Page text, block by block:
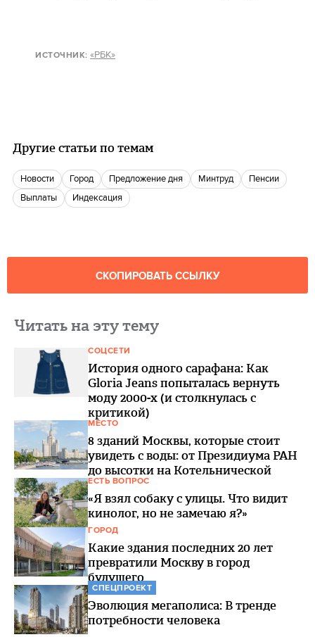
ИСТОЧНИК: «РБК»
Другие статьи по темам
новости город Предложение дня Минтруд
пенсии
Выплаты
Индексация
СКОПИРОВАТЬ ССЫЛКУ
Читать на эту тему
СОЦСЕТИ
История одного сарафана: Как
Gloria Jeans попыталась вернуть
моду 2000-х (и столкнулась с
критикой)
МЕСТО
8 зданий Москвы, которые стоит
увидеть с воды: от Президиума РАН
до высотки на Котельнической
ЕСТЬ ВОПРОС
«Я взял собаку с улицы. Что видит
кинолог, но не замечаю я?»
ГОРОД
Какие здания последних 20 лет
превратили Москву в город
будущего
СПЕЦПРОЕКТ
Эволюция мегаполиса: В тренде
потребности человека